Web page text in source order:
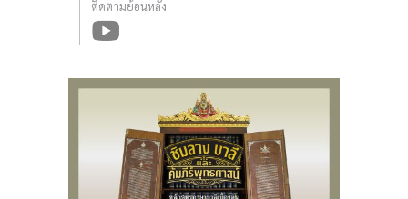
ติดตามย้อนหลัง